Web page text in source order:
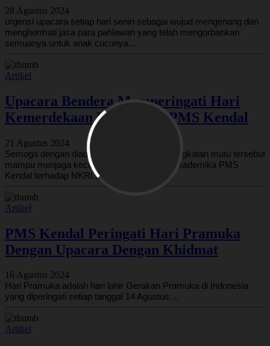
28 Agustus 2024
urgensi upacara setiap hari senin sebagai wujud mengenang dan
menghormati jasa para pahlawan yang telah mengorbankan
semuanya untuk anak cucunya...
Artikel
Upacara Bendera Memperingati Hari
Kemerdekaan RI ke-79 di PMS Kendal
21 Agustus 2024
Semoga dengan diadakan upacara dan peningkatan mutu tersebut
mampu menjaga kecintaan seluruh civitas akademika PMS
Kendal terhadap NKRI..
Artikel
PMS Kendal Peringati Hari Pramuka
Dengan Upacara Dengan Khidmat
16 Agustus 2024
Hari Pramuka adalah hari lahir Gerakan Pramuka di Indonesia
yang diperingati setiap tanggal 14 Agustus. ..
Artikel